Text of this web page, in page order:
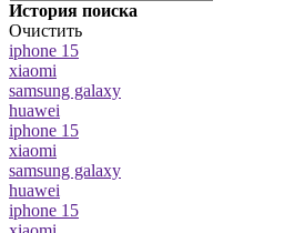
История поиска
Очистить
iphone 15
xiaomi
samsung galaxy
huawei
iphone 15
xiaomi
samsung galaxy
huawei
iphone 15